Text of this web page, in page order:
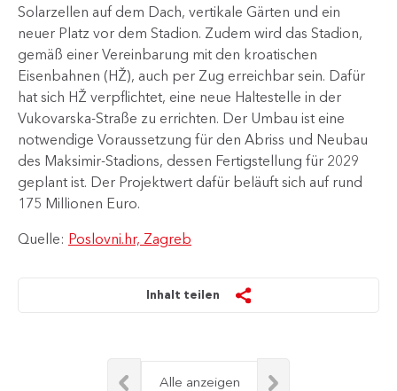
Solarzellen auf dem Dach, vertikale Gärten und ein
neuer Platz vor dem Stadion. Zudem wird das Stadion,
gemäß einer Vereinbarung mit den kroatischen
Eisenbahnen (HŽ), auch per Zug erreichbar sein. Dafür
hat sich HŽ verpflichtet, eine neue Haltestelle in der
Vukovarska-Straße zu errichten. Der Umbau ist eine
notwendige Voraussetzung für den Abriss und Neubau
des Maksimir-Stadions, dessen Fertigstellung für 2029
geplant ist. Der Projektwert dafür beläuft sich auf rund
175 Millionen Euro.
Quelle: Poslovni.hr, Zagreb
Inhalt teilen
Alle anzeigen